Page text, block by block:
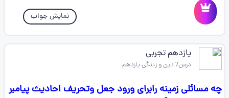
نمایش جواب
یازدهم تجربی
درس7 دین و زندگی یازدهم
چه مسائلی زمینه رابرای ورود جعل وتحریف احادیث پیامبر